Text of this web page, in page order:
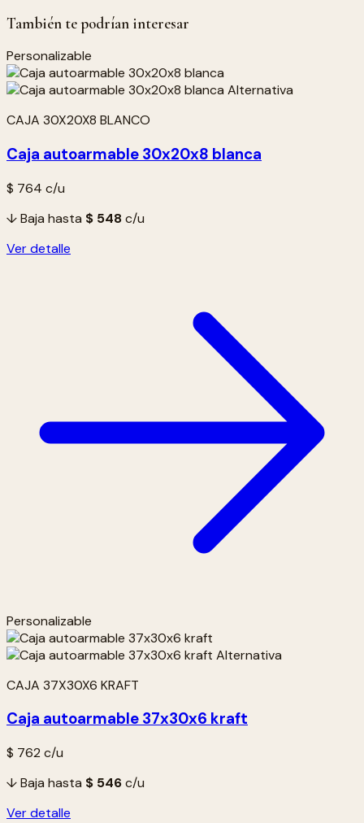
También te podrían interesar
Personalizable
CAJA 30X20X8 BLANCO
Caja autoarmable 30x20x8 blanca
$ 764 c/u
↓ Baja hasta $ 548c/u
Ver detalle
Personalizable
CAJA 37X30X6 KRAFT
Caja autoarmable 37x30x6 kraft
$ 762 c/u
↓ Baja hasta $ 546c/u
Ver detalle